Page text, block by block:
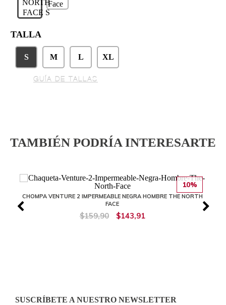
TALLA
S M L XL
GUÍA DE TALLAS
TAMBIÉN PODRÍA INTERESARTE
10%
CHOMPA VENTURE 2 IMPERMEABLE NEGRA HOMBRE THE NORTH
FACE
$159,90 $143,91
SUSCRÍBETE A NUESTRO NEWSLETTER